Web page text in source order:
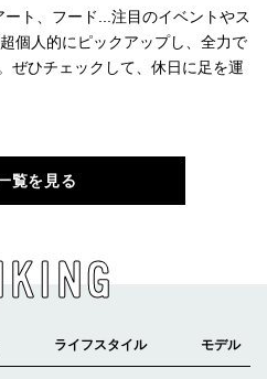
ト、フード...注目のイベントやス
個人的にピックアップし、全力で
ぜひチェックして、休日に足を運
覧を見る